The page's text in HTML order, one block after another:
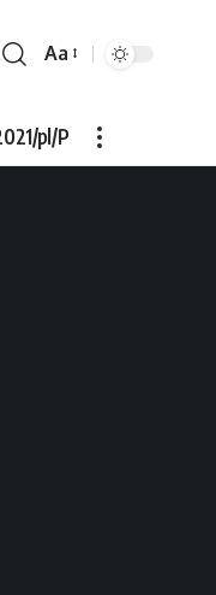
Font
Aa
pl/P